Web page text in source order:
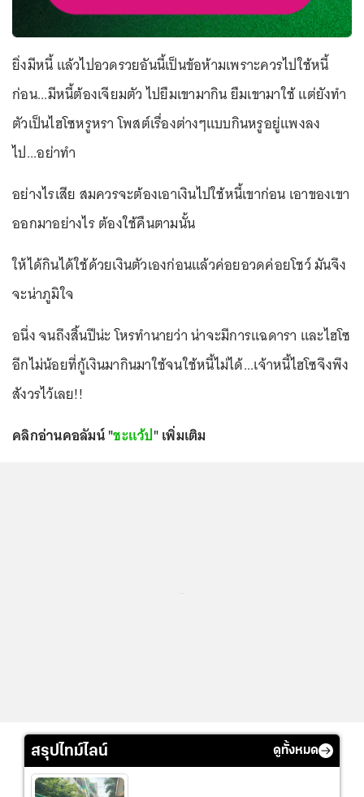
ยิ่งมีหนี้ แล้วไปอวดรวยอันนี้เป็นข้อห้ามเพราะควรไปใช้หนี้
ก่อน...มีหนี้ต้องเจียมตัว ไปยืมเขามากิน ยืมเขามาใช้ แต่ยังทำ
ตัวเป็นไฮโซหรูหรา โพสต์เรื่องต่างๆแบบกินหรูอยู่แพงลง
ไป...อย่าทำ
อย่างไรเสีย สมควรจะต้องเอาเงินไปใช้หนี้เขาก่อน เอาของเขา
ออกมาอย่างไร ต้องใช้คืนตามนั้น
ให้ได้กินได้ใช้ด้วยเงินตัวเองก่อนแล้วค่อยอวดค่อยโชว์ มันจึง
จะน่าภูมิใจ
อนึ่ง จนถึงสิ้นปีน่ะ โหรทำนายว่า น่าจะมีการแฉดารา และไฮโซ
อีกไม่น้อยที่กู้เงินมากินมาใช้จนใช้หนี้ไม่ได้...เจ้าหนี้ไฮโซจึงพึง
สังวรไว้เลย!!
คลิกอ่านคอลัมน์ "ชะแว้ป" เพิ่มเติม
สรุปไทม์ไลน์ ดูทั้งหมด